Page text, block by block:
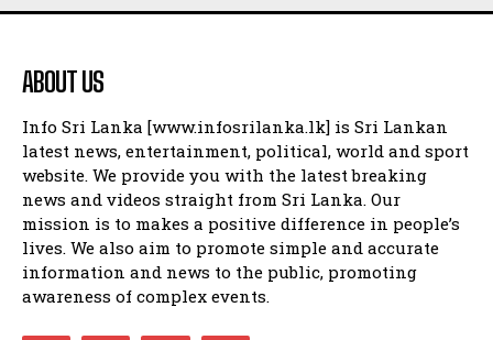
ABOUT US
Info Sri Lanka [www.infosrilanka.lk] is Sri Lankan
latest news, entertainment, political, world and sport
website. We provide you with the latest breaking
news and videos straight from Sri Lanka. Our
mission is to makes a positive difference in people’s
lives. We also aim to promote simple and accurate
information and news to the public, promoting
awareness of complex events.